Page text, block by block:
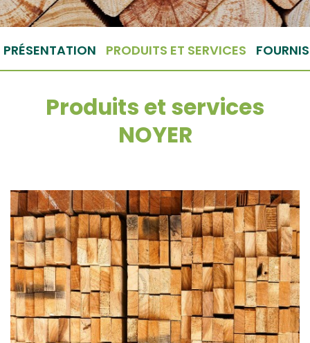
PRÉSENTATION PRODUITS ET SERVICES
Produits et services
NOYER